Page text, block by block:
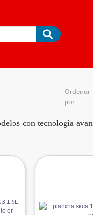
Ordenar
por:
con tecnología